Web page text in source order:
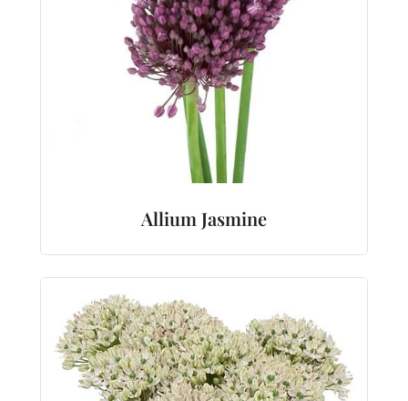
Allium Jasmine